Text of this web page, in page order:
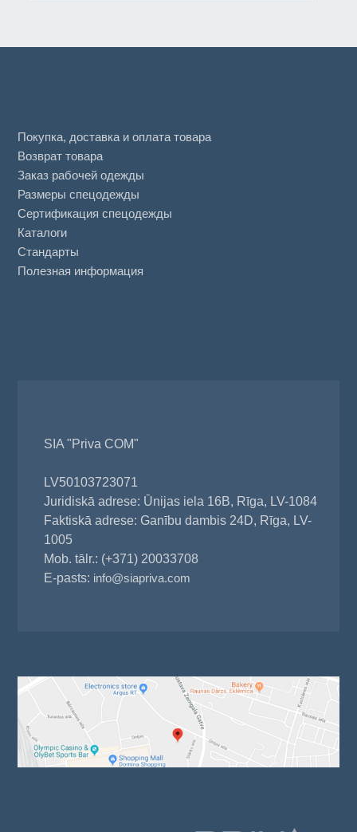
Покупка, доставка и оплата товара
Возврат товара
Заказ рабочей одежды
Размеры спецодежды
Сертификация спецодежды
Каталоги
Стандарты
Полезная информация
SIA "Priva COM"
LV50103723071
Juridiskā adrese: Ūnijas iela 16B, Rīga, LV-1084
Faktiskā adrese: Ganību dambis 24D, Rīga, LV-
1005
Mob. tālr.: (+371) 20033708
E-pasts: info@siapriva.com